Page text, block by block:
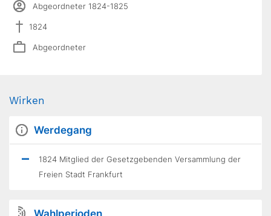
Abgeordneter 1824-1825
1824
Abgeordneter
Wirken
Werdegang
1824 Mitglied der Gesetzgebenden Versammlung der
Freien Stadt Frankfurt
Wahlperioden